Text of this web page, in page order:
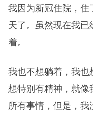
我因为新冠住院，住
天了。虽然现在我
着。
我也不想躺着，我也
想特别有精神，就像
所有事情，但是，我